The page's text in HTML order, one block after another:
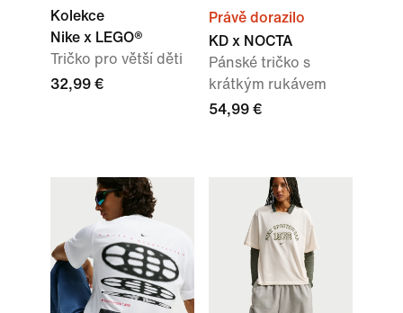
Kolekce
Nike x LEGO®
Tričko pro větší děti
32,99 €
Právě dorazilo
KD x NOCTA
Pánské tričko s
krátkým rukávem
54,99 €